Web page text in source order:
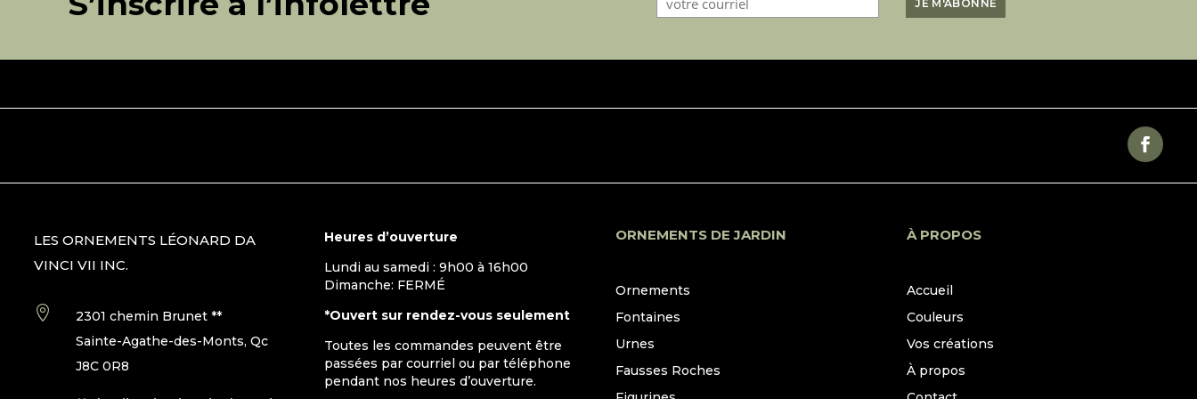
LES ORNEMENTS LÉONARD DA
VINCI VII INC.

2301 chemin Brunet **
Sainte-Agathe-des-Monts, Qc
J8C 0R8
Heures d’ouverture
Lundi au samedi : 9h00 à 16h00
Dimanche: FERMÉ
*Ouvert sur rendez-vous seulement
Toutes les commandes peuvent être
passées par courriel ou par téléphone
pendant nos heures d’ouverture.
ORNEMENTS DE JARDIN
Ornements
Fontaines
Urnes
Fausses Roches
À PROPOS
Accueil
Couleurs
Vos créations
À propos